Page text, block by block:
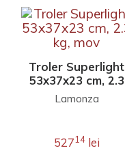
Troler Superlight
53x37x23 cm, 2.3
kg, mov
Lamonza
52714lei